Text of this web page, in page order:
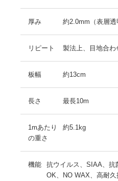
厚み 約2.0mm（表層透
リピート 製法上、目地合わ
板幅 約13cm
長さ 最長10m
1mあたり
の重さ
約5.1kg
機能
抗ウイルス、SIAA、抗
OK、NO WAX、高耐